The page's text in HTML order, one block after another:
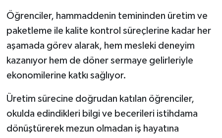
Öğrenciler, hammaddenin temininden üretim ve
paketleme ile kalite kontrol süreçlerine kadar her
aşamada görev alarak, hem mesleki deneyim
kazanıyor hem de döner sermaye gelirleriyle
ekonomilerine katkı sağlıyor.
Üretim sürecine doğrudan katılan öğrenciler,
okulda edindikleri bilgi ve becerileri istihdama
dönüştürerek mezun olmadan iş hayatına